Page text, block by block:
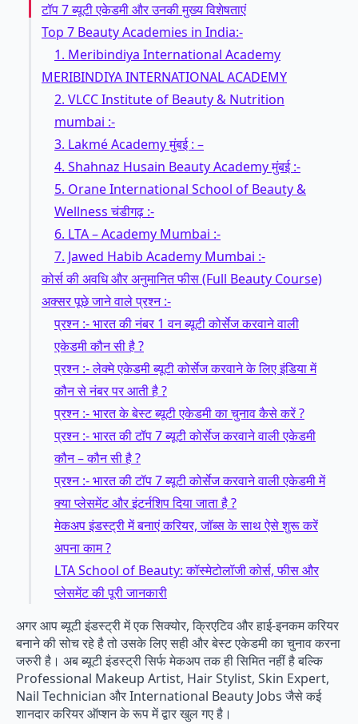
टॉप 7 ब्यूटी एकेडमी और उनकी मुख्य विशेषताएं
Top 7 Beauty Academies in India:-
1. Meribindiya International Academy
MERIBINDIYA INTERNATIONAL ACADEMY
2. VLCC Institute of Beauty & Nutrition
mumbai :-
3. Lakmé Academy मुंबई : –
4. Shahnaz Husain Beauty Academy मुंबई :-
5. Orane International School of Beauty &
Wellness चंडीगढ़ :-
6. LTA – Academy Mumbai :-
7. Jawed Habib Academy Mumbai :-
कोर्स की अवधि और अनुमानित फीस (Full Beauty Course)
अक्सर पूछे जाने वाले प्रश्न :-
प्रश्न :- भारत की नंबर 1 वन ब्यूटी कोर्सेज करवाने वाली
एकेडमी कौन सी है ?
प्रश्न :- लेक्मे एकेडमी ब्यूटी कोर्सेज करवाने के लिए इंडिया में
कौन से नंबर पर आती है ?
प्रश्न :- भारत के बेस्ट ब्यूटी एकेडमी का चुनाव कैसे करें ?
प्रश्न :- भारत की टॉप 7 ब्यूटी कोर्सेज करवाने वाली एकेडमी
कौन – कौन सी है ?
प्रश्न :- भारत की टॉप 7 ब्यूटी कोर्सेज करवाने वाली एकेडमी में
क्या प्लेसमेंट और इंटर्नशिप दिया जाता है ?
मेकअप इंडस्ट्री में बनाएं करियर, जॉब्स के साथ ऐसे शुरू करें
अपना काम ?
LTA School of Beauty: कॉस्मेटोलॉजी कोर्स, फीस और
प्लेसमेंट की पूरी जानकारी
अगर आप ब्यूटी इंडस्ट्री में एक सिक्योर, क्रिएटिव और हाई-इनकम करियर
बनाने की सोच रहे है तो उसके लिए सही और बेस्ट एकेडमी का चुनाव करना
जरुरी है। अब ब्यूटी इंडस्ट्री सिर्फ मेकअप तक ही सिमित नहीं है बल्कि
Professional Makeup Artist, Hair Stylist, Skin Expert,
Nail Technician और International Beauty Jobs जैसे कई
शानदार करियर ऑप्शन के रूप में द्वार खुल गए है।